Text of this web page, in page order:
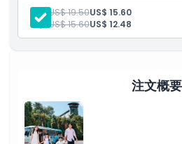
子供／大人ポリシー
注意事項
最南端の地点、センサリースケー
トーサを訪れます。
ミニトラッシュラボでアップサイ
大人: US$ 19.50US$ 15.60
子供:
US$ 15.60US$ 12.48
注文概要